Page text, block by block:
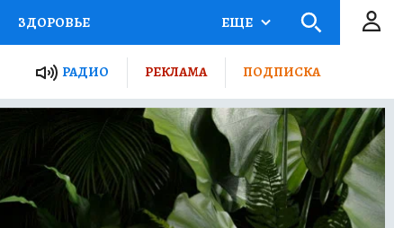
ЗДОРОВЬЕ
ПРОЕКТЫ РОССИИ
ПУТЕВОДИТЕЛЬ
ТУРИЗМ
ПОТРЕБИТЕЛЯ ВСЕ О КП
ЕЩЕ
РАДИО РЕКЛАМА ПОДПИСКА